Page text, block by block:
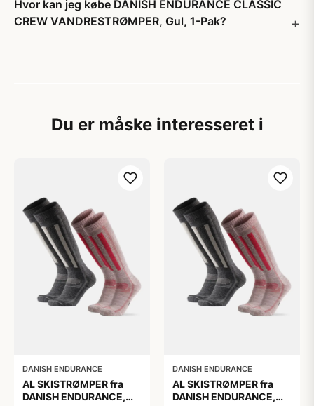
Hvor kan jeg købe DANISH ENDURANCE CLASSIC
CREW VANDRESTRØMPER, Gul, 1-Pak?
Du er måske interesseret i
DANISH ENDURANCE
AL SKISTRØMPER fra
DANISH ENDURANCE,
DANISH ENDURANCE
AL SKISTRØMPER fra
DANISH ENDURANCE,